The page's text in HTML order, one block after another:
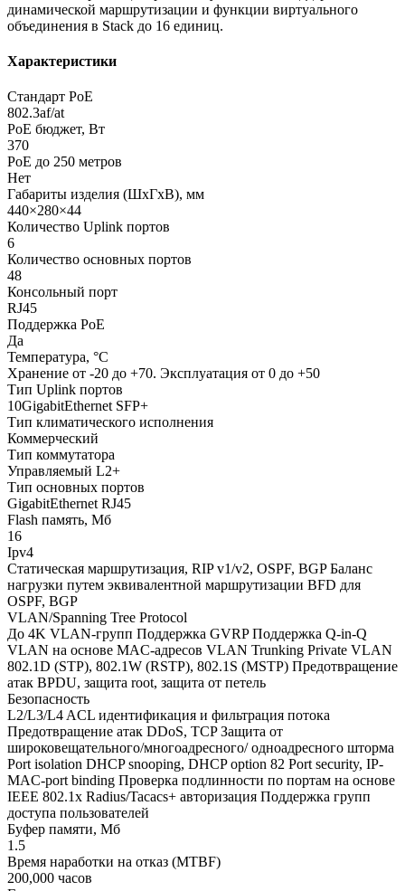
динамической маршрутизации и функции виртуального
объединения в Stack до 16 единиц.
Характеристики
Cтандарт PoE
802.3af/at
PoE бюджет, Вт
370
PoE до 250 метров
Нет
Габариты изделия (ШхГхВ), мм
440×280×44
Количество Uplink портов
6
Количество основных портов
48
Консольный порт
RJ45
Поддержка PoE
Да
Температура, °C
Хранение от -20 до +70. Эксплуатация от 0 до +50
Тип Uplink портов
10GigabitEthernet SFP+
Тип климатического исполнения
Коммерческий
Тип коммутатора
Управляемый L2+
Тип основных портов
GigabitEthernet RJ45
Flash память, Мб
16
Ipv4
Статическая маршрутизация, RIP v1/v2, OSPF, BGP Баланс
нагрузки путем эквивалентной маршрутизации BFD для
OSPF, BGP
VLAN/Spanning Tree Protocol
До 4K VLAN-групп Поддержка GVRP Поддержка Q-in-Q
VLAN на основе MAC-адресов VLAN Trunking Private VLAN
802.1D (STP), 802.1W (RSTP), 802.1S (MSTP) Предотвращение
атак BPDU, защита root, защита от петель
Безопасность
L2/L3/L4 ACL идентификация и фильтрация потока
Предотвращение атак DDoS, TCP Защита от
широковещательного/многоадресного/ одноадресного шторма
Port isolation DHCP snooping, DHCP option 82 Port security, IP-
MAC-port binding Проверка подлинности по портам на основе
IEEE 802.1x Radius/Tacacs+ авторизация Поддержка групп
доступа пользователей
Буфер памяти, Мб
1.5
Время наработки на отказ (MTBF)
200,000 часов